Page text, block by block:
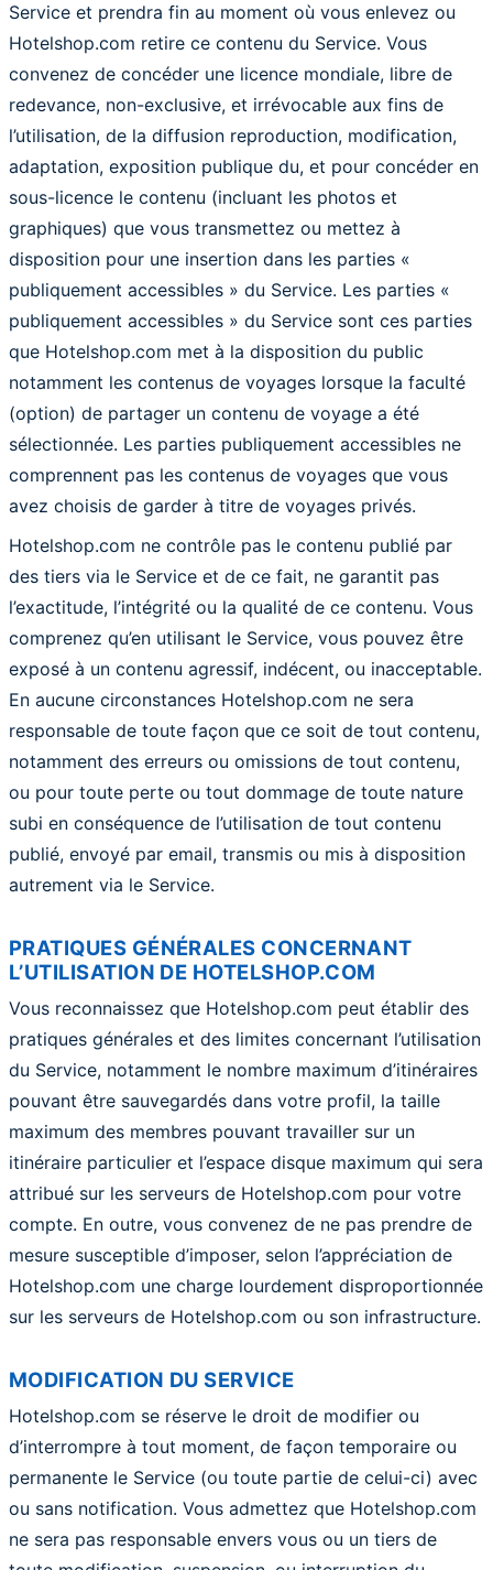
Service et prendra fin au moment où vous enlevez ou
Hotelshop.com retire ce contenu du Service. Vous
convenez de concéder une licence mondiale, libre de
redevance, non-exclusive, et irrévocable aux fins de
l’utilisation, de la diffusion reproduction, modification,
adaptation, exposition publique du, et pour concéder en
sous-licence le contenu (incluant les photos et
graphiques) que vous transmettez ou mettez à
disposition pour une insertion dans les parties «
publiquement accessibles » du Service. Les parties «
publiquement accessibles » du Service sont ces parties
que Hotelshop.com met à la disposition du public
notamment les contenus de voyages lorsque la faculté
(option) de partager un contenu de voyage a été
sélectionnée. Les parties publiquement accessibles ne
comprennent pas les contenus de voyages que vous
avez choisis de garder à titre de voyages privés.
Hotelshop.com ne contrôle pas le contenu publié par
des tiers via le Service et de ce fait, ne garantit pas
l’exactitude, l’intégrité ou la qualité de ce contenu. Vous
comprenez qu’en utilisant le Service, vous pouvez être
exposé à un contenu agressif, indécent, ou inacceptable.
En aucune circonstances Hotelshop.com ne sera
responsable de toute façon que ce soit de tout contenu,
notamment des erreurs ou omissions de tout contenu,
ou pour toute perte ou tout dommage de toute nature
subi en conséquence de l’utilisation de tout contenu
publié, envoyé par email, transmis ou mis à disposition
autrement via le Service.
PRATIQUES GÉNÉRALES CONCERNANT
L’UTILISATION DE HOTELSHOP.COM
Vous reconnaissez que Hotelshop.com peut établir des
pratiques générales et des limites concernant l’utilisation
du Service, notamment le nombre maximum d’itinéraires
pouvant être sauvegardés dans votre profil, la taille
maximum des membres pouvant travailler sur un
itinéraire particulier et l’espace disque maximum qui sera
attribué sur les serveurs de Hotelshop.com pour votre
compte. En outre, vous convenez de ne pas prendre de
mesure susceptible d’imposer, selon l’appréciation de
Hotelshop.com une charge lourdement disproportionnée
sur les serveurs de Hotelshop.com ou son infrastructure.
MODIFICATION DU SERVICE
Hotelshop.com se réserve le droit de modifier ou
d’interrompre à tout moment, de façon temporaire ou
permanente le Service (ou toute partie de celui-ci) avec
ou sans notification. Vous admettez que Hotelshop.com
ne sera pas responsable envers vous ou un tiers de